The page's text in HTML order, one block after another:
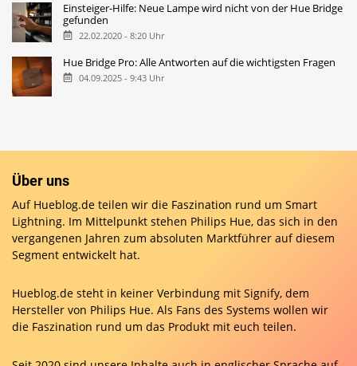
Einsteiger-Hilfe: Neue Lampe wird nicht von der Hue Bridge
gefunden
22.02.2020 - 8:20 Uhr
Hue Bridge Pro: Alle Antworten auf die wichtigsten Fragen
04.09.2025 - 9:43 Uhr
Über uns
Auf Hueblog.de teilen wir die Faszination rund um Smart
Lightning. Im Mittelpunkt stehen Philips Hue, das sich in den
vergangenen Jahren zum absoluten Marktführer auf diesem
Segment entwickelt hat.
Hueblog.de steht in keiner Verbindung mit Signify, dem
Hersteller von Philips Hue. Als Fans des Systems wollen wir
die Faszination rund um das Produkt mit euch teilen.